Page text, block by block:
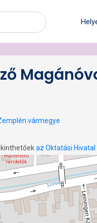
vármegye
az Oktatási Hivatal